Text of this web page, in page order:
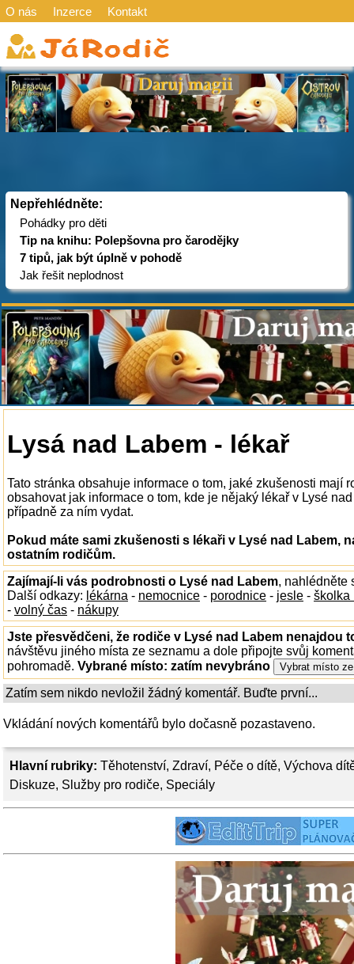
O nás Inzerce Kontakt
Nepřehlédněte:
Pohádky pro děti
Tip na knihu: Polepšovna pro čarodějky
7 tipů, jak být úplně v pohodě
Jak řešit neplodnost
Hlavní rubriky: Těhotenství, Zdraví, Péče o dítě, Výchova
Diskuze, Služby pro rodiče, Speciály
Lysá nad Labem - lékař
Tato stránka obsahuje informace o tom, jaké zkušenosti mají
obsahovat jak informace o tom, kde je nějaký lékař v Lysé
případně za ním vydat.
Pokud máte sami zkušenosti s lékaři v Lysé nad Labem,
ostatním rodičům.
Zajímají-li vás podrobnosti o Lysé nad Labem, nahlédněte
Další odkazy: lékárna - nemocnice - porodnice - jesle - školka
- volný čas - nákupy
Jste přesvědčeni, že rodiče v Lysé nad Labem nenajdou
návštěvu jiného místa ze seznamu a dole připojte svůj
pohromadě. Vybrané místo: zatím nevybráno
Zatím sem nikdo nevložil žádný komentář. Buďte první...
Vkládání nových komentářů bylo dočasně pozastaveno.